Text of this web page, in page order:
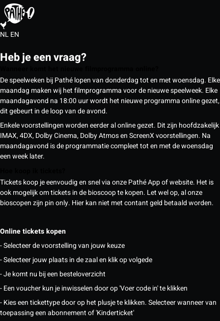
NLEN
Heb je een vraag?
De speelweken bij Pathé lopen van donderdag tot en met woensdag. Elke
maandag maken wij het filmprogramma voor de nieuwe speelweek. Elke
maandagavond na 18:00 uur wordt het nieuwe programma online gezet,
dit gebeurt in de loop van de avond.
Enkele voorstellingen worden eerder al online gezet. Dit zijn hoofdzakelijk
IMAX, 4DX, Dolby Cinema, Dolby Atmos en ScreenX voorstellingen. Na
maandagavond is de programmatie compleet tot en met de woensdag
een week later.
Tickets koop je eenvoudig en snel via onze Pathé App of website. Het is
ook mogelijk om tickets in de bioscoop te kopen. Let wel op, al onze
bioscopen zijn pin only. Hier kan niet met contant geld betaald worden.
Online tickets kopen
- Selecteer de voorstelling van jouw keuze
- Selecteer jouw plaats in de zaal en klik op volgede
- Je komt nu bij een besteloverzicht
- Een voucher kun je inwisselen door op 'Voer code in' te klikken
- Kies een tickettype door op het plusje te klikken. Selecteer wanneer van
toepassing een abonnement of 'Kinderticket'